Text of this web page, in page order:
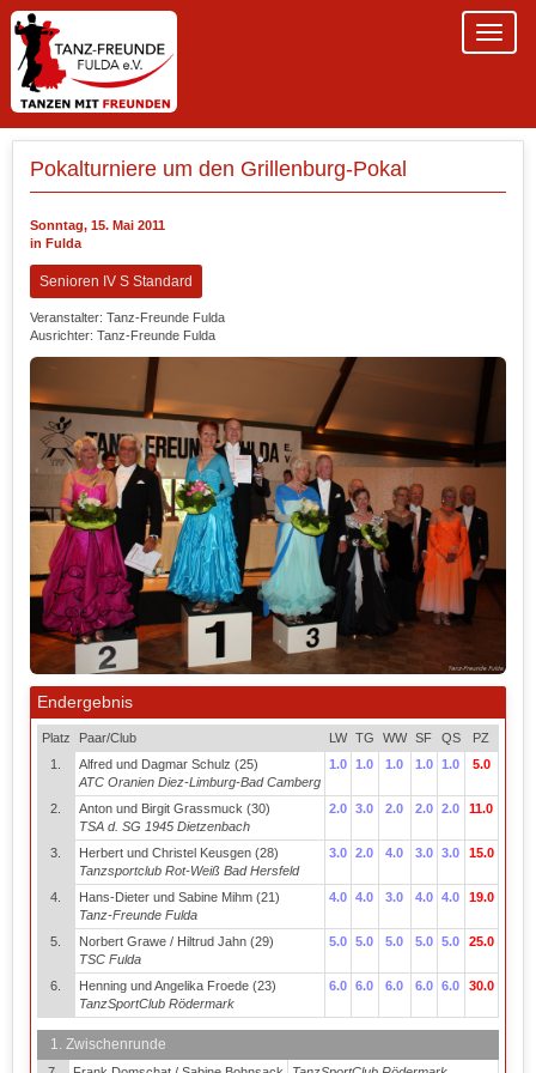
Pokalturniere um den Grillenburg-Pokal
Sonntag, 15. Mai 2011
in Fulda
Senioren IV S Standard
Veranstalter: Tanz-Freunde Fulda
Ausrichter: Tanz-Freunde Fulda
Endergebnis
Platz Paar/Club LW TG WW SF QS
PZ
1.
Alfred und Dagmar Schulz (25)
ATC Oranien Diez-Limburg-Bad Camberg
1.0 1.0 1.0 1.0 1.0 5.0
2.
Anton und Birgit Grassmuck (30)
TSA d. SG 1945 Dietzenbach
2.0 3.0 2.0 2.0 2.0 11.0
3.
Herbert und Christel Keusgen (28)
Tanzsportclub Rot-Weiß Bad Hersfeld
3.0 2.0 4.0 3.0 3.0 15.0
4.
Hans-Dieter und Sabine Mihm (21)
Tanz-Freunde Fulda
4.0 4.0 3.0 4.0 4.0 19.0
5.
Norbert Grawe / Hiltrud Jahn (29)
TSC Fulda
5.0 5.0 5.0 5.0 5.0 25.0
6.
Henning und Angelika Froede (23)
TanzSportClub Rödermark
6.0 6.0 6.0 6.0 6.0 30.0
1. Zwischenrunde